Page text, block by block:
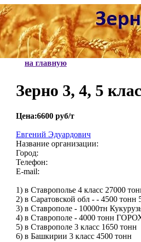
на главную
Зерно 3, 4, 5
Цена:6600 руб/т
Евгений Эдуардович
Название организации:
Город:
Телефон:
E-mail:
1) в Ставрополье 4 класс 27000
2) в Саратовской обл - - 4500 тонн
3) в Ставрополе - 10000тн
4) в Ставрополе - 4000 тонн
5) в Ставрополе 3 класс 1650 тонн
6) в Башкирии 3 класс 4500 тонн